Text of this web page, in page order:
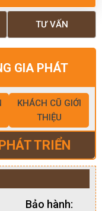
TƯ VẤN
GIA PHÁT
KHÁCH CŨ GIỚI
THIỆU
TRIỂN
Bảo hành: